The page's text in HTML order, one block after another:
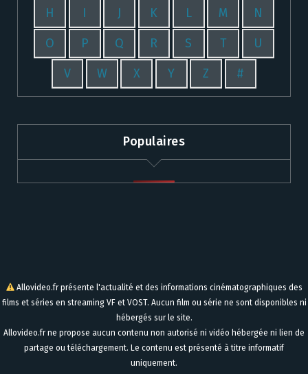
H I J K L M N
O P Q R S T U
V W X Y Z #
Populaires
Allovideo.fr présente l'actualité et des informations cinématographiques des
films et séries en streaming VF et VOST. Aucun film ou série ne sont disponibles ni
hébergés sur le site.
Allovideo.fr ne propose aucun contenu non autorisé ni vidéo hébergée ni lien de
partage ou téléchargement. Le contenu est présenté à titre informatif
uniquement.